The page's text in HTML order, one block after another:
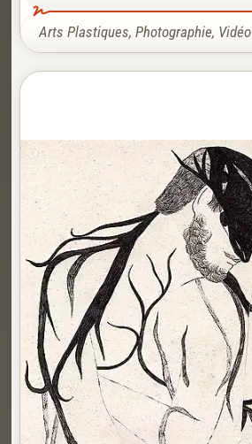
Arts Plastiques, Photographie, Vidéo